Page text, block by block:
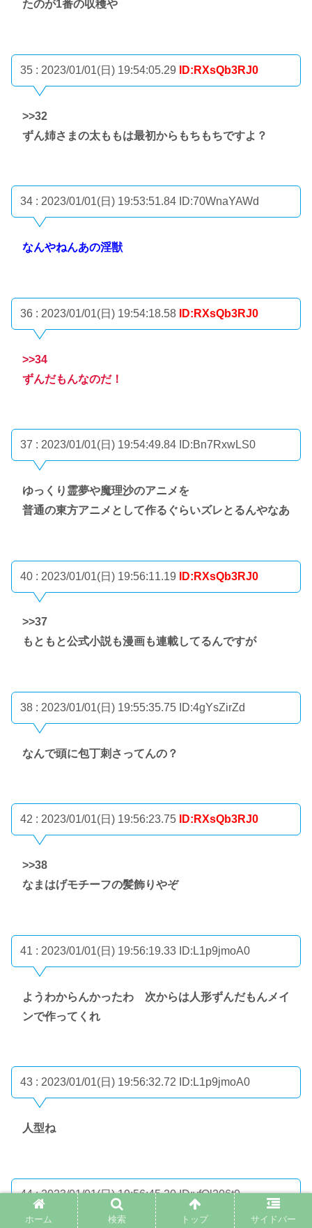
たのが1番の収穫や
35 : 2023/01/01(日) 19:54:05.29 ID:RXsQb3RJ0
>>32
ずん姉さまの太ももは最初からもちもちですよ？
34 : 2023/01/01(日) 19:53:51.84 ID:70WnaYAWd
なんやねんあの淫獣
36 : 2023/01/01(日) 19:54:18.58 ID:RXsQb3RJ0
>>34
ずんだもんなのだ！
37 : 2023/01/01(日) 19:54:49.84 ID:Bn7RxwLS0
ゆっくり霊夢や魔理沙のアニメを
普通の東方アニメとして作るぐらいズレとるんやなあ
40 : 2023/01/01(日) 19:56:11.19 ID:RXsQb3RJ0
>>37
もともと公式小説も漫画も連載してるんですが
38 : 2023/01/01(日) 19:55:35.75 ID:4gYsZirZd
なんで頭に包丁刺さってんの？
42 : 2023/01/01(日) 19:56:23.75 ID:RXsQb3RJ0
>>38
なまはげモチーフの髪飾りやぞ
41 : 2023/01/01(日) 19:56:19.33 ID:L1p9jmoA0
ようわからんかったわ 次からは人形ずんだもんメイ
ンで作ってくれ
43 : 2023/01/01(日) 19:56:32.72 ID:L1p9jmoA0
人型ね
44 : 2023/01/01(日) 19:56:45.20ID:vfQl206t0
ホーム 検索 トップ サイドバー